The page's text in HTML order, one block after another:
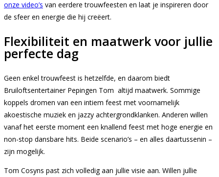
onze video’s van eerdere trouwfeesten en laat je inspireren door
de sfeer en energie die hij creëert.
Flexibiliteit en maatwerk voor jullie
perfecte dag
Geen enkel trouwfeest is hetzelfde, en daarom biedt
Bruiloftsentertainer Pepingen Tom altijd maatwerk. Sommige
koppels dromen van een intiem feest met voornamelijk
akoestische muziek en jazzy achtergrondklanken. Anderen willen
vanaf het eerste moment een knallend feest met hoge energie en
non-stop dansbare hits. Beide scenario’s – en alles daartussenin –
zijn mogelijk.
Tom Cosyns past zich volledig aan jullie visie aan. Willen jullie